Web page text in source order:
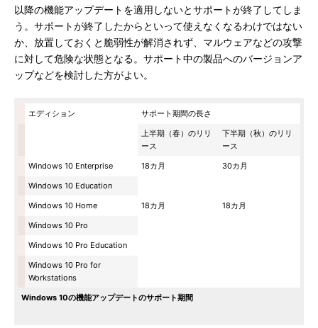
以降の機能アップデートを適用しないとサポートが終了してしま
う。サポートが終了したからといって使えなくなるわけではない
か、放置しておくと脆弱性が解消されず、マルウェアなどの攻撃
に対して危険な状態となる。サポート中の製品へのバージョンア
ップなどを検討した方がよい。
エディション
サポート期間の長さ
上半期（春）のリリ
ース
下半期（秋）のリリ
ース
Windows 10 Enterprise
18カ月
30カ月
Windows 10 Education
Windows 10 Home
18カ月
18カ月
Windows 10 Pro
Windows 10 Pro Education
Windows 10 Pro for
Workstations
Windows 10の機能アップデートのサポート期間